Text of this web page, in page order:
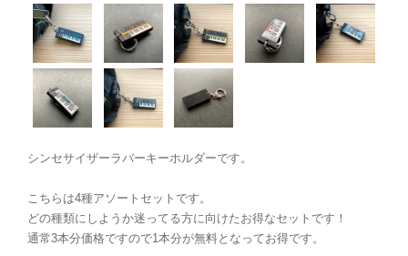
シンセサイザーラバーキーホルダーです。
こちらは4種アソートセットです。
どの種類にしようか迷ってる方に向けたお得なセットです！
通常3本分価格ですので1本分が無料となってお得です。